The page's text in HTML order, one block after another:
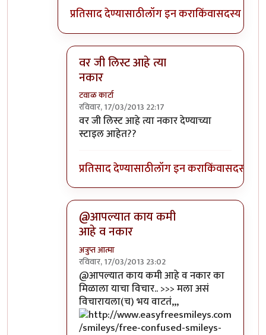
प्रतिसाद देण्यासाठीलॉग इन कराकिंवासदस्य व्हा
वर जी लिस्ट आहे त्या
नकार
टवाळ कार्टा
रविवार, 17/03/2013 22:17
In reply toमुलांनीपण मुलींच्या नकार
वर जी लिस्ट आहे त्या नकार देण्याच्या
स्टाइल आहेत??
प्रतिसाद देण्यासाठीलॉग इन कराकिंवासदस्य व्हा
@आपल्यात काय कमी
आहे व नकार
अत्रुप्त आत्मा
रविवार, 17/03/2013 23:02
In reply toमुलांनीपण मुलींच्या नकारby
@आपल्यात काय कमी आहे व नकार का
मिळाला याचा विचार.. >>> मला असं
विचारायला(च) भय वाटतं,,,